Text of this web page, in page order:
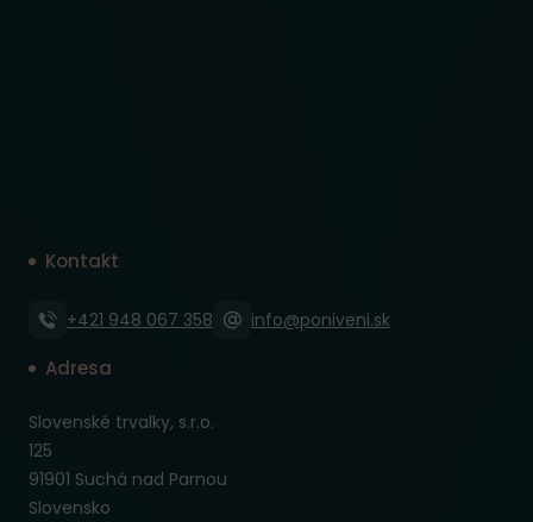
Kontakt
+421 948 067 358 info@poniveni.sk
Adresa
Slovenské trvalky, s.r.o.
125
91901 Suchá nad Parnou
Slovensko